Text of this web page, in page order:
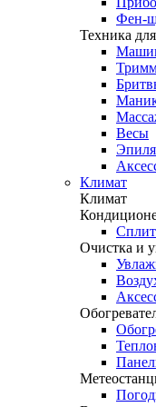
Фен-
Техника
Весы
Климат
Климат
Очистка и